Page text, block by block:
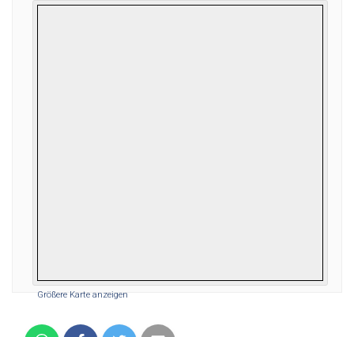
Größere Karte anzeigen